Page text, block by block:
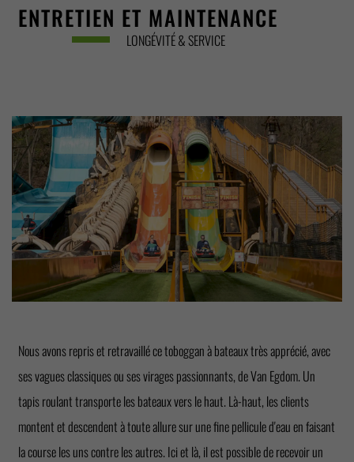
ENTRETIEN ET MAINTENANCE
LONGÉVITÉ & SERVICE
Nous avons repris et retravaillé ce toboggan à bateaux très apprécié, avec
ses vagues classiques ou ses virages passionnants, de Van Egdom. Un
tapis roulant transporte les bateaux vers le haut. Là-haut, les clients
montent et descendent à toute allure sur une fine pellicule d'eau en faisant
la course les uns contre les autres. Ici et là, il est possible de recevoir un